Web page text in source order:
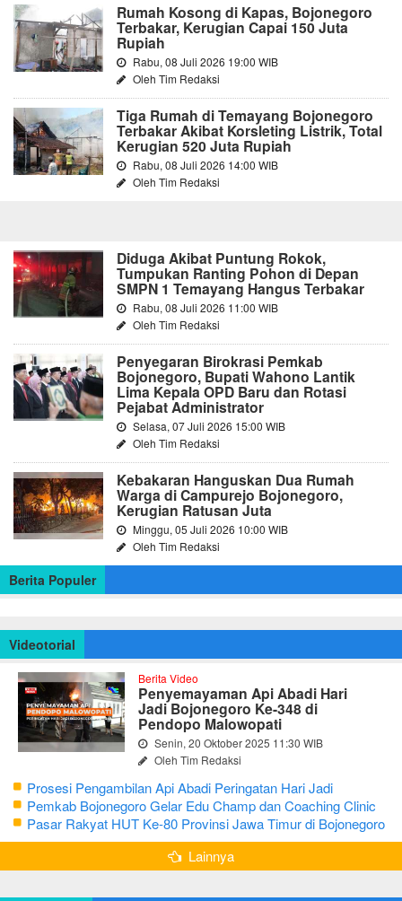
Rumah Kosong di Kapas, Bojonegoro
Terbakar, Kerugian Capai 150 Juta
Rupiah
Rabu, 08 Juli 2026 19:00 WIB
Oleh Tim Redaksi
Tiga Rumah di Temayang Bojonegoro
Terbakar Akibat Korsleting Listrik, Total
Kerugian 520 Juta Rupiah
Rabu, 08 Juli 2026 14:00 WIB
Oleh Tim Redaksi
Diduga Akibat Puntung Rokok,
Tumpukan Ranting Pohon di Depan
SMPN 1 Temayang Hangus Terbakar
Rabu, 08 Juli 2026 11:00 WIB
Oleh Tim Redaksi
Penyegaran Birokrasi Pemkab
Bojonegoro, Bupati Wahono Lantik
Lima Kepala OPD Baru dan Rotasi
Pejabat Administrator
Selasa, 07 Juli 2026 15:00 WIB
Oleh Tim Redaksi
Kebakaran Hanguskan Dua Rumah
Warga di Campurejo Bojonegoro,
Kerugian Ratusan Juta
Minggu, 05 Juli 2026 10:00 WIB
Oleh Tim Redaksi
Berita Populer
Videotorial
Berita Video
Penyemayaman Api Abadi Hari
Jadi Bojonegoro Ke-348 di
Pendopo Malowopati
Senin, 20 Oktober 2025 11:30 WIB
Oleh Tim Redaksi
Prosesi Pengambilan Api Abadi Peringatan Hari Jadi
Bojonegoro Ke-348
Pemkab Bojonegoro Gelar Edu Champ dan Coaching Clinic
Seni Reog dan Jaranan
Pasar Rakyat HUT Ke-80 Provinsi Jawa Timur di Bojonegoro
Lainnya